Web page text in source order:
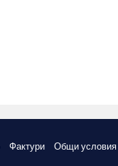
Фактури Общи условия